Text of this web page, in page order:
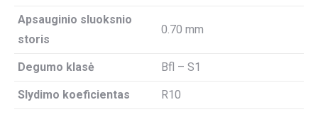
Apsauginio sluoksnio
storis
0.70 mm
Degumo klasė Bfl – S1
Slydimo koeficientas R10